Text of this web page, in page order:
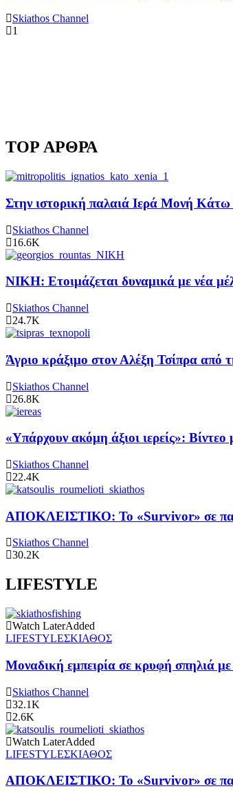
Skiathos Channel
1
TOP ΑΡΘΡΑ
Στην ιστορική παλαιά Ιερά Μονή Κάτω
Skiathos Channel
16.6K
ΝΙΚΗ: Ετοιμάζεται δυναμικά με νέα
Skiathos Channel
24.7K
Άγριο κράξιμο στον Αλέξη Τσίπρα
Skiathos Channel
26.8K
«Υπάρχουν ακόμη άξιοι ιερείς»:
Skiathos Channel
22.4K
ΑΠΟΚΛΕΙΣΤΙΚΟ: Το «Survivor» σε
Skiathos Channel
30.2K
LIFESTYLE
Watch LaterAdded
LIFESTYLEΣΚΙΑΘΟΣ
Μοναδική εμπειρία σε κρυφή σπηλιά
Skiathos Channel
32.1K
2.6K
Watch LaterAdded
LIFESTYLEΣΚΙΑΘΟΣ
ΑΠΟΚΛΕΙΣΤΙΚΟ: Το «Survivor» σε